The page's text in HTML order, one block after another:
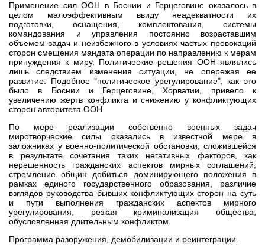
Применение сил ООН в Боснии и Герцеговине оказалось в
целом малоэффективным ввиду неадекватности их
подготовки, оснащения, комплектования, системы
командования и управления постоянно возраставшим
объемом задач и неизбежного в условиях частых провокаций
сторон смещения мандата операции по направлению к мерам
принуждения к миру. Политические решения ООН являлись
лишь следствием изменения ситуации, не опережая ее
развитие. Подобное "политическое урегулирование", как это
было в Боснии и Герцеговине, Хорватии, привело к
увеличению жертв конфликта и снижению у конфликтующих
сторон авторитета ООН.
По мере реализации собственно военных задач
миротворческие силы оказались в известной мере в
заложниках у военно-политической обстановки, сложившейся
в результате сочетания таких негативных факторов, как
нерешенность гражданских аспектов мирных соглашений,
стремление общин добиться доминирующего положения в
рамках единого государственного образования, различие
взглядов руководства бывших конфликтующих сторон на суть
и пути выполнения гражданских аспектов мирного
урегулирования, резкая криминализация общества,
обусловленная длительным конфликтом.
Программа разоружения, демобилизации и реинтеграции.